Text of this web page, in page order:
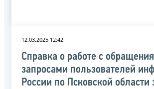
12.03.2025 12:42
Справка о работе с
запросами пользователей
России по Псковской